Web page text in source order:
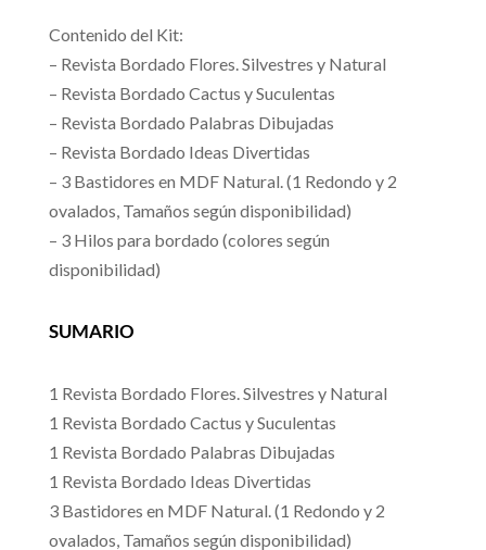
Contenido del Kit:
– Revista Bordado Flores. Silvestres y Natural
– Revista Bordado Cactus y Suculentas
– Revista Bordado Palabras Dibujadas
– Revista Bordado Ideas Divertidas
– 3 Bastidores en MDF Natural. (1 Redondo y 2
ovalados, Tamaños según disponibilidad)
– 3 Hilos para bordado (colores según
disponibilidad)
SUMARIO
1 Revista Bordado Flores. Silvestres y Natural
1 Revista Bordado Cactus y Suculentas
1 Revista Bordado Palabras Dibujadas
1 Revista Bordado Ideas Divertidas
3 Bastidores en MDF Natural. (1 Redondo y 2
ovalados, Tamaños según disponibilidad)